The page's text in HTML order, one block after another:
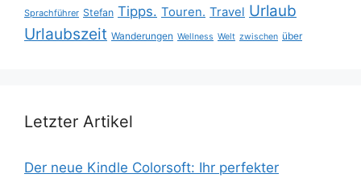
Sprachführer Stefan Tipps. Touren. Travel Urlaub
Urlaubszeit Wanderungen Wellness Welt zwischen über
Letzter Artikel
Der neue Kindle Colorsoft: Ihr perfekter